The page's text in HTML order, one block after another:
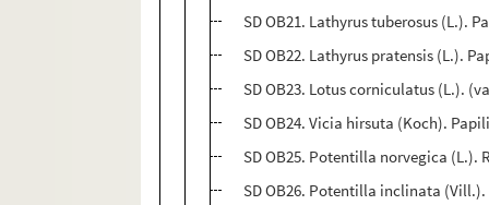
SD OB21. Lathyrus tuberosus (L.).
SD OB22. Lathyrus pratensis (L.).
SD OB23. Lotus corniculatus (L.).
SD OB24. Vicia hirsuta (Koch).
SD OB25. Potentilla norvegica (L.).
SD OB26. Potentilla inclinata (Vill.).